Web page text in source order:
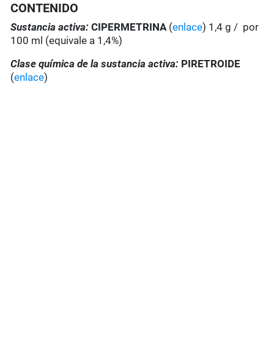
CONTENIDO
Sustancia activa:CIPERMETRINA (enlace) 1,4 g / por
100 ml (equivale a 1,4%)
Clase química de la sustancia activa: PIRETROIDE
(enlace)